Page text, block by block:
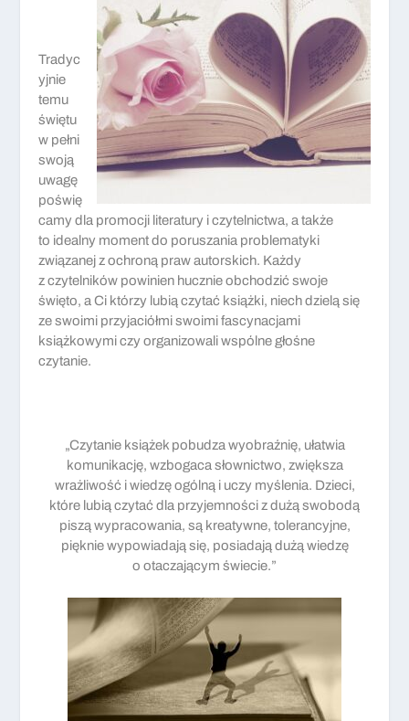
Tradyc
yjnie
temu
świętu
w pełni
swoją
uwagę
poświę
camy dla promocji literatury i czytelnictwa, a także
to idealny moment do poruszania problematyki
związanej z ochroną praw autorskich. Każdy
z czytelników powinien hucznie obchodzić swoje
święto, a Ci którzy lubią czytać książki, niech dzielą się
ze swoimi przyjaciółmi swoimi fascynacjami
książkowymi czy organizowali wspólne głośne
czytanie.
„Czytanie książek pobudza wyobraźnię, ułatwia
komunikację, wzbogaca słownictwo, zwiększa
wrażliwość i wiedzę ogólną i uczy myślenia. Dzieci,
które lubią czytać dla przyjemności z dużą swobodą
piszą wypracowania, są kreatywne, tolerancyjne,
pięknie wypowiadają się, posiadają dużą wiedzę
o otaczającym świecie.”